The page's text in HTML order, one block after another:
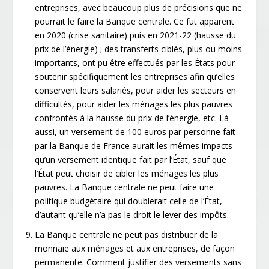
entreprises, avec beaucoup plus de précisions que ne
pourrait le faire la Banque centrale. Ce fut apparent
en 2020 (crise sanitaire) puis en 2021-22 (hausse du
prix de l’énergie) ; des transferts ciblés, plus ou moins
importants, ont pu être effectués par les États pour
soutenir spécifiquement les entreprises afin qu’elles
conservent leurs salariés, pour aider les secteurs en
difficultés, pour aider les ménages les plus pauvres
confrontés à la hausse du prix de l’énergie, etc. Là
aussi, un versement de 100 euros par personne fait
par la Banque de France aurait les mêmes impacts
qu’un versement identique fait par l’État, sauf que
l’État peut choisir de cibler les ménages les plus
pauvres. La Banque centrale ne peut faire une
politique budgétaire qui doublerait celle de l’État,
d’autant qu’elle n’a pas le droit le lever des impôts.
La Banque centrale ne peut pas distribuer de la
monnaie aux ménages et aux entreprises, de façon
permanente. Comment justifier des versements sans